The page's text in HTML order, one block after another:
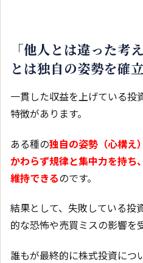
「他人とは違った考
とは独自の姿勢を確
一貫した収益を上げている投
特徴があります。
ある種の独自の姿勢（心構え
かわらず規律と集中力を持ち
維持できるのです。
結果として、失敗している投
的な恐怖や売買ミスの影響を
誰もが最終的に株式投資につ